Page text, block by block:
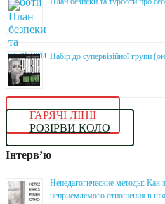
Набір до супервізійної групи
ГАРЯЧІ ЛІНІЇ
РОЗІРВИ КОЛО
Інтерв’ю
Непедагогические методы: Как
неприемлемого отношения в